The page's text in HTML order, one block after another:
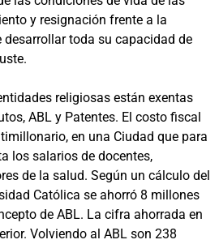
y resignación frente a la
desarrollar toda su capacidad de
religiosas están exentas
ABL y Patentes. El costo fiscal
en una Ciudad que para
los salarios de docentes,
de la salud. Según un cálculo del
Católica se ahorró 8 millones
de ABL. La cifra ahorrada en
Volviendo al ABL son 238